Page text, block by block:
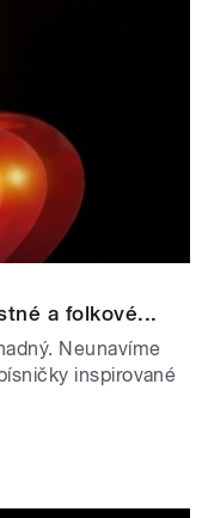
a folkové...
Neunavíme
inspirované